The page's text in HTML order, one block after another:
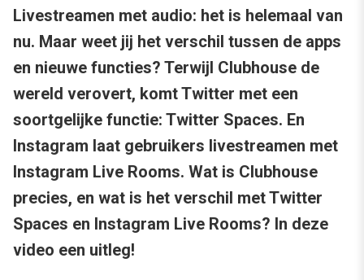
Livestreamen met audio: het is helemaal van
nu. Maar weet jij het verschil tussen de apps
en nieuwe functies? Terwijl Clubhouse de
wereld verovert, komt Twitter met een
soortgelijke functie: Twitter Spaces. En
Instagram laat gebruikers livestreamen met
Instagram Live Rooms. Wat is Clubhouse
precies, en wat is het verschil met Twitter
Spaces en Instagram Live Rooms? In deze
video een uitleg!